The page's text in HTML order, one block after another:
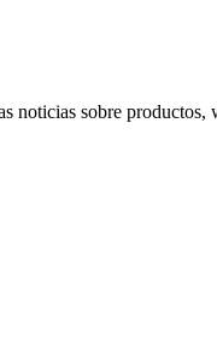
sobre productos,